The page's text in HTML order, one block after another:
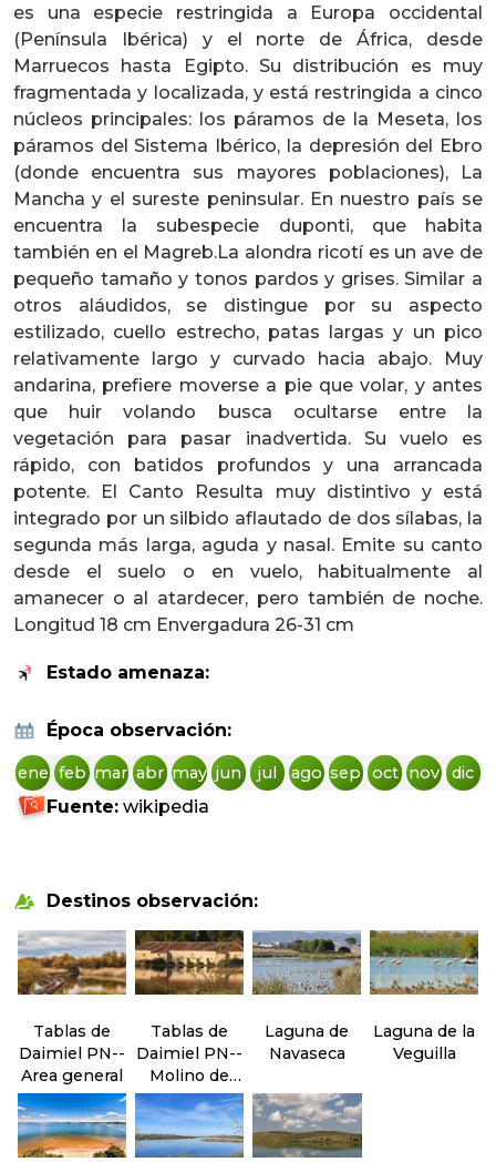
es una especie restringida a Europa occidental
(Península Ibérica) y el norte de África, desde
Marruecos hasta Egipto. Su distribución es muy
fragmentada y localizada, y está restringida a cinco
núcleos principales: los páramos de la Meseta, los
páramos del Sistema Ibérico, la depresión del Ebro
(donde encuentra sus mayores poblaciones), La
Mancha y el sureste peninsular. En nuestro país se
encuentra la subespecie duponti, que habita
también en el Magreb.La alondra ricotí es un ave de
pequeño tamaño y tonos pardos y grises. Similar a
otros aláudidos, se distingue por su aspecto
estilizado, cuello estrecho, patas largas y un pico
relativamente largo y curvado hacia abajo. Muy
andarina, prefiere moverse a pie que volar, y antes
que huir volando busca ocultarse entre la
vegetación para pasar inadvertida. Su vuelo es
rápido, con batidos profundos y una arrancada
potente. El Canto Resulta muy distintivo y está
integrado por un silbido aflautado de dos sílabas, la
segunda más larga, aguda y nasal. Emite su canto
desde el suelo o en vuelo, habitualmente al
amanecer o al atardecer, pero también de noche.
Longitud 18 cm Envergadura 26-31 cm
Estado amenaza:
Época observación:
ene feb mar abr may jun jul ago sep oct nov dic
Fuente: wikipedia
Destinos observación:
Tablas de
Daimiel PN--
Area general
Tablas de
Daimiel PN--
Molino de
Molemocho
Laguna de
Navaseca
Laguna de la
Veguilla